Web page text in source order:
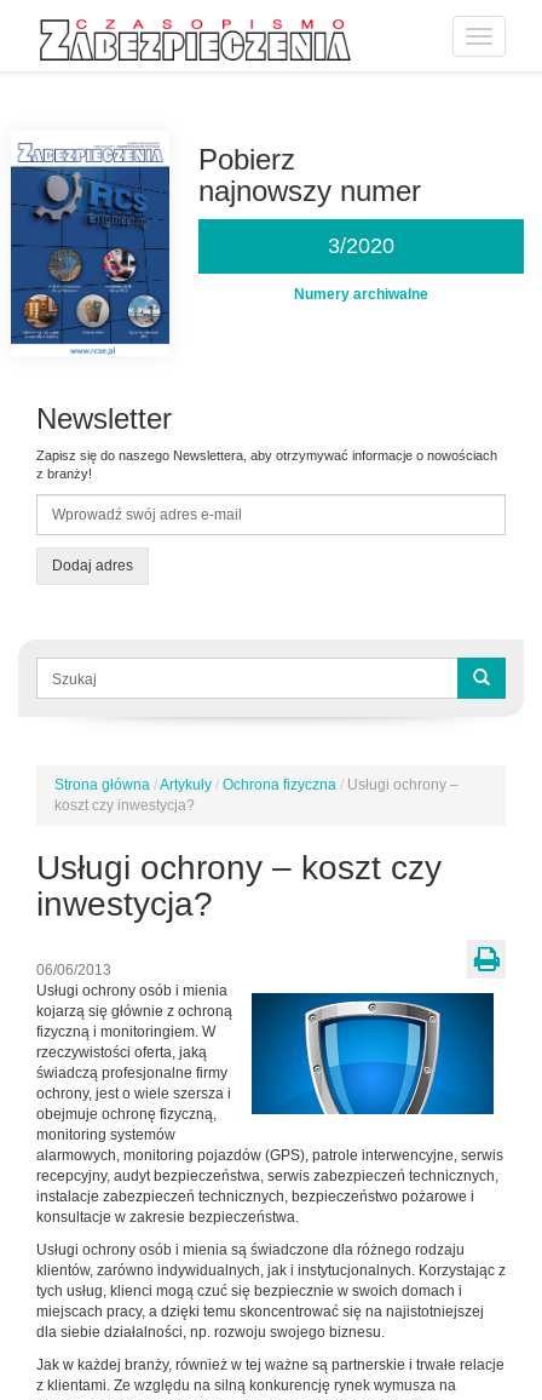
Toggle
Pobierz
najnowszy numer
3/2020
Numery archiwalne
Newsletter
Zapisz się do naszego Newslettera, aby otrzymywać informacje o nowościach
z branży!
Dodaj adres
Formularz
wyszukiwania
Jesteś
tutaj
Strona główna /Artykuły / Ochrona fizyczna / Usługi ochrony –
koszt czy inwestycja?
Usługi ochrony – koszt czy
inwestycja?
06/06/2013
Usługi ochrony osób i mienia
kojarzą się głównie z ochroną
fizyczną i monitoringiem. W
rzeczywistości oferta, jaką
świadczą profesjonalne firmy
ochrony, jest o wiele szersza i
obejmuje ochronę fizyczną,
monitoring systemów
alarmowych, monitoring pojazdów (GPS), patrole interwencyjne, serwis
recepcyjny, audyt bezpieczeństwa, serwis zabezpieczeń technicznych,
instalacje zabezpieczeń technicznych, bezpieczeństwo pożarowe i
konsultacje w zakresie bezpieczeństwa.
Usługi ochrony osób i mienia są świadczone dla różnego rodzaju
klientów, zarówno indywidualnych, jak i instytucjonalnych. Korzystając z
tych usług, klienci mogą czuć się bezpiecznie w swoich domach i
miejscach pracy, a dzięki temu skoncentrować się na najistotniejszej
dla siebie działalności, np. rozwoju swojego biznesu.
Jak w każdej branży, również w tej ważne są partnerskie i trwałe relacje
z klientami. Ze względu na silną konkurencję rynek wymusza na